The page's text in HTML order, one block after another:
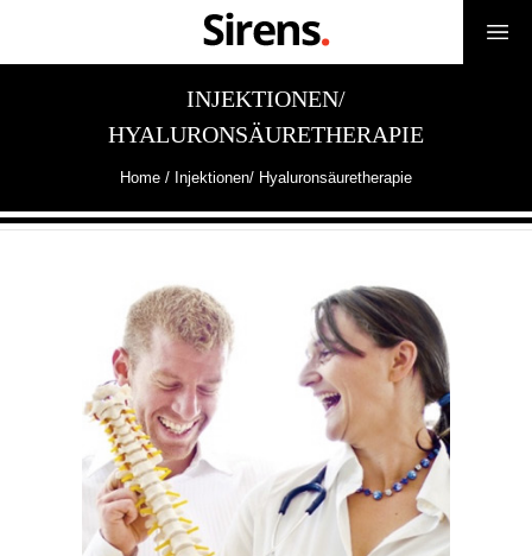
INJEKTIONEN/
HYALURONSÄURETHERAPIE
Home / Injektionen/ Hyaluronsäuretherapie